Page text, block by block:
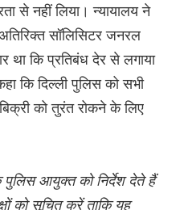
से नहीं लिया। न्यायालय ने
सॉलिसिटर जनरल
था कि प्रतिबंध देर से लगाया
कि दिल्ली पुलिस को सभी
को तुरंत रोकने के लिए
पुलिस आयुक्त को निर्देश देते हैं
को सूचित करें ताकि यह